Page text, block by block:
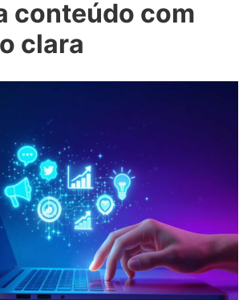
conteúdo com
clara